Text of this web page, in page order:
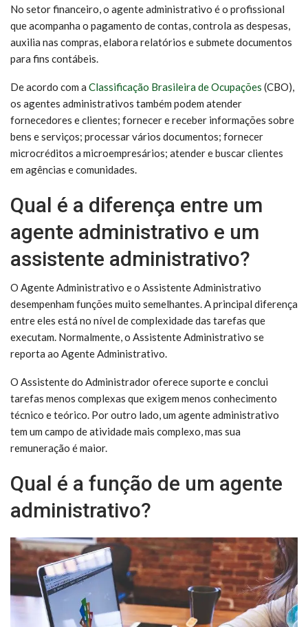
No setor financeiro, o agente administrativo é o profissional
que acompanha o pagamento de contas, controla as despesas,
auxilia nas compras, elabora relatórios e submete documentos
para fins contábeis.
De acordo com a Classificação Brasileira de Ocupações (CBO),
os agentes administrativos também podem atender
fornecedores e clientes; fornecer e receber informações sobre
bens e serviços; processar vários documentos; fornecer
microcréditos a microempresários; atender e buscar clientes
em agências e comunidades.
Qual é a diferença entre um
agente administrativo e um
assistente administrativo?
O Agente Administrativo e o Assistente Administrativo
desempenham funções muito semelhantes. A principal diferença
entre eles está no nível de complexidade das tarefas que
executam. Normalmente, o Assistente Administrativo se
reporta ao Agente Administrativo.
O Assistente do Administrador oferece suporte e conclui
tarefas menos complexas que exigem menos conhecimento
técnico e teórico. Por outro lado, um agente administrativo
tem um campo de atividade mais complexo, mas sua
remuneração é maior.
Qual é a função de um agente
administrativo?